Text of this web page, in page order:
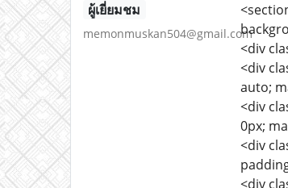
ผู้เยี่ยมชม
memonmuskan504@gmail.com
<div
<div
auto;
<div
0px;
<div
<div